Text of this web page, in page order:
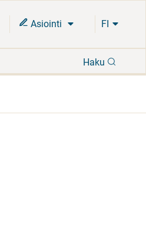
Asiointi FI
Haku